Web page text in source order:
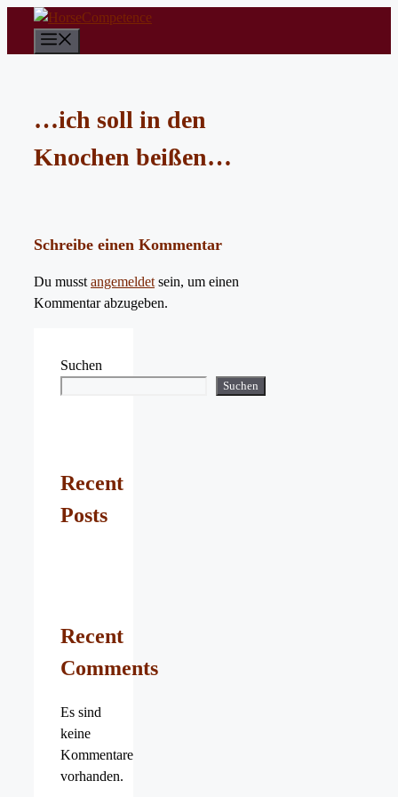
springen
…ich soll in den
Knochen beißen…
Schreibe einen Kommentar
Du musst angemeldet sein, um einen
Kommentar abzugeben.
Suchen
Suchen
Recent
Posts
Recent
Comments
Es sind
keine
Kommentare
vorhanden.